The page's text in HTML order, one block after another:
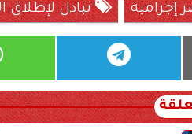
تبادل لإطلاق